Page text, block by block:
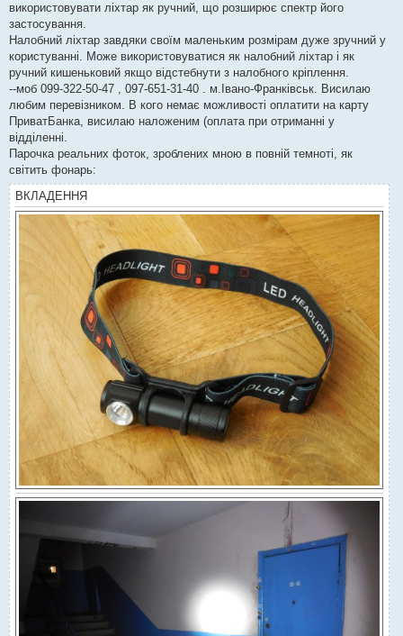
використовувати ліхтар як ручний, що розширює спектр його
застосування.
Налобний ліхтар завдяки своїм маленьким розмірам дуже зручний у
користуванні. Може використовуватися як налобний ліхтар і як
ручний кишеньковий якщо відстебнути з налобного кріплення.
--моб 099-322-50-47 , 097-651-31-40 . м.Івано-Франківськ. Висилаю
любим перевізником. В кого немає можливості оплатити на карту
ПриватБанка, висилаю наложеним (оплата при отриманні у
відділенні.
Парочка реальних фоток, зроблених мною в повній темноті, як
світить фонарь:
ВКЛАДЕННЯ